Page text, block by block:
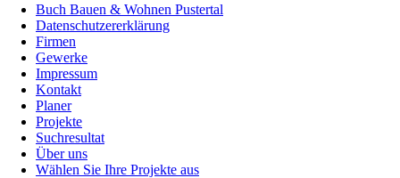
Buch Bauen & Wohnen Pustertal
Datenschutzererklärung
Firmen
Gewerke
Impressum
Kontakt
Planer
Projekte
Suchresultat
Über uns
Wählen Sie Ihre Projekte aus